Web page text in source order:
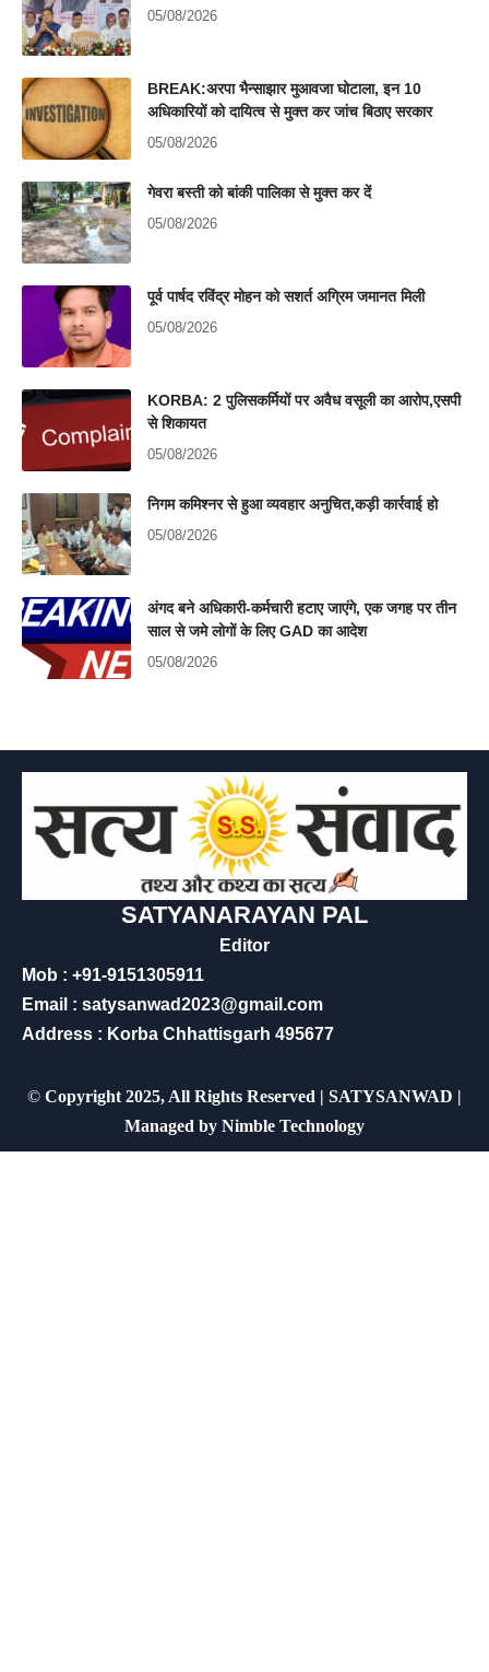
05/08/2026
BREAK:अरपा भैन्साझार मुआवजा घोटाला, इन 10
अधिकारियों को दायित्व से मुक्त कर जांच बिठाए सरकार
05/08/2026
गेवरा बस्ती को बांकी पालिका से मुक्त कर दें
05/08/2026
पूर्व पार्षद रविंद्र मोहन को सशर्त अग्रिम जमानत मिली
05/08/2026
KORBA: 2 पुलिसकर्मियों पर अवैध वसूली का आरोप,एसपी
से शिकायत
05/08/2026
निगम कमिश्नर से हुआ व्यवहार अनुचित,कड़ी कार्रवाई हो
05/08/2026
अंगद बने अधिकारी-कर्मचारी हटाए जाएंगे, एक जगह पर तीन
साल से जमे लोगों के लिए GAD का आदेश
05/08/2026
SATYANARAYAN PAL
Editor
Mob : +91-9151305911
Email : satysanwad2023@gmail.com
Address : Korba Chhattisgarh 495677
© Copyright 2025, All Rights Reserved | SATYSANWAD |
Managed by Nimble Technology